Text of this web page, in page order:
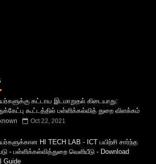
கட்டாய இடமாறுதல் கிடையாது:
கூட்டத்தில் பள்ளிக்கல்வித் துறை விளக்கம்
Oct 22, 2021
HI TECH LAB - ICT பயிற்சி சார்ந்த
- பள்ளிக்கல்வித்துறை வெளியீடு - Download
Guide